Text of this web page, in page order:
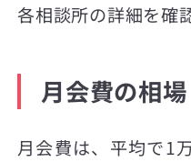
各相談所の詳細を確
月会費の相場
月会費は、平均で1